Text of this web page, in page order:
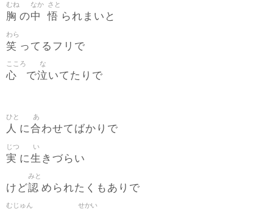
胸
むね
の中
なか
悟
さと
られまいと
笑
わら
ってるフリで
心
こころ
で泣
な
いてたりで
人
ひと
に合
あ
わせてばかりで
実
じつ
に生
い
きづらい
けど認
みと
められたくもありで
むじゅん せかい